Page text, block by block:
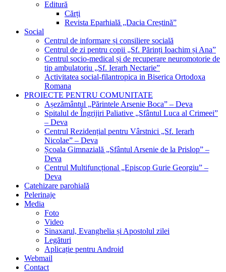
Editură
Cărți
Revista Eparhială „Dacia Creștină”
Social
Centrul de informare și consiliere socială
Centrul de zi pentru copii „Sf. Părinți Ioachim și Ana”
Centrul socio-medical și de recuperare neuromotorie de
tip ambulatoriu „Sf. Ierarh Nectarie”
Activitatea social-filantropica in Biserica Ortodoxa
Romana
PROIECTE PENTRU COMUNITATE
Așezământul „Părintele Arsenie Boca” – Deva
Spitalul de Îngrijiri Paliative „Sfântul Luca al Crimeei”
– Deva
Centrul Rezidențial pentru Vârstnici „Sf. Ierarh
Nicolae” – Deva
Școala Gimnazială „Sfântul Arsenie de la Prislop” –
Deva
Centrul Multifuncțional „Episcop Gurie Georgiu” –
Deva
Catehizare parohială
Pelerinaje
Media
Foto
Video
Sinaxarul, Evanghelia și Apostolul zilei
Legături
Aplicație pentru Android
Webmail
Contact